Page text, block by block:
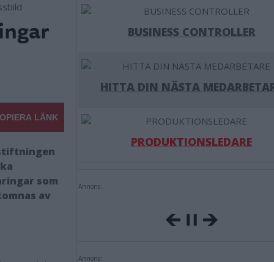
LÄNK
som
av
BUSINESS CONTROLLER
HITTA DIN NÄSTA
PRODUKTIONSLEDARE
Annons:
Annons: